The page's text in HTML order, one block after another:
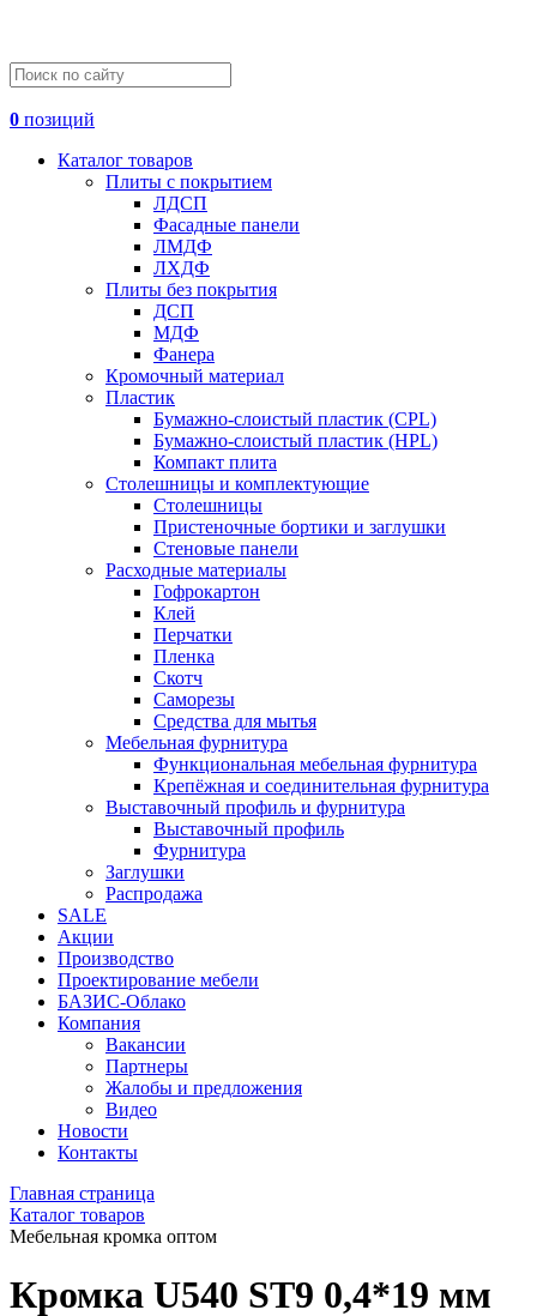
0 позиций
Каталог товаров
Плиты с покрытием
ЛДСП
Фасадные панели
ЛМДФ
ЛХДФ
Плиты без покрытия
ДСП
МДФ
Фанера
Кромочный материал
Пластик
Бумажно-слоистый пластик (CPL)
Бумажно-слоистый пластик (HPL)
Компакт плита
Столешницы и комплектующие
Столешницы
Пристеночные бортики и заглушки
Стеновые панели
Расходные материалы
Гофрокартон
Клей
Перчатки
Пленка
Скотч
Саморезы
Средства для мытья
Мебельная фурнитура
Функциональная мебельная фурнитура
Крепёжная и соединительная фурнитура
Выставочный профиль и фурнитура
Выставочный профиль
Фурнитура
Заглушки
Распродажа
SALE
Акции
Производство
Проектирование мебели
БАЗИС-Облако
Компания
Вакансии
Партнеры
Жалобы и предложения
Видео
Новости
Контакты
Главная страница
Каталог товаров
Мебельная кромка оптом
Кромка U540 ST9 0,4*19 мм